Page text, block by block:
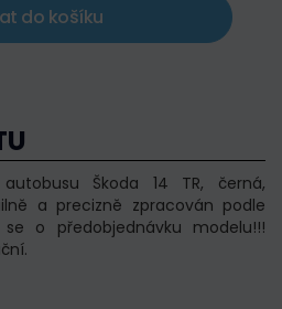
do košíku
Škoda 14 TR, černá,
a precizně zpracován podle
o předobjednávku modelu!!!